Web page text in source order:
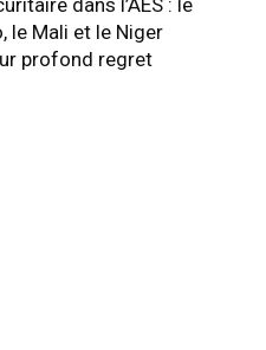
le Mali et le Niger
profond regret